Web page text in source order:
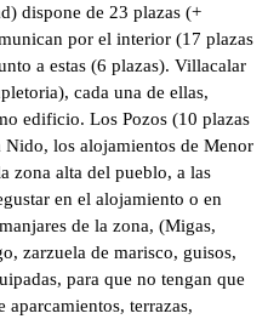
dispone de 23 plazas (+
por el interior (17 plazas
a estas (6 plazas). Villacalar
cada una de ellas,
edificio. Los Pozos (10 plazas
Nido, los alojamientos de Menor
zona alta del pueblo, a las
en el alojamiento o en
de la zona, (Migas,
zarzuela de marisco, guisos,
para que no tengan que
aparcamientos, terrazas,